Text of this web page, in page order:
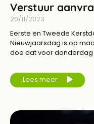
Verstuur
20/11/2023
Eerste en Tweede
Nieuwjaarsdag is op
doe dat voor donderdag
Lees meer